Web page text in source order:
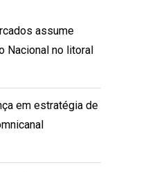
assume
Nacional no litoral
em estratégia de